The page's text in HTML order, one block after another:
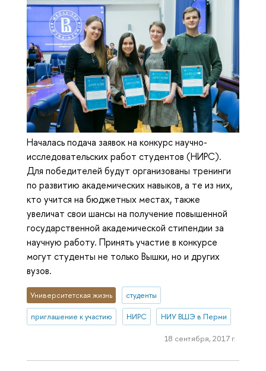
Началась подача заявок на конкурс научно-
исследовательских работ студентов (НИРС).
Для победителей будут организованы тренинги
по развитию академических навыков, а те из них,
кто учится на бюджетных местах, также
увеличат свои шансы на получение повышенной
государственной академической стипендии за
научную работу. Принять участие в конкурсе
могут студенты не только Вышки, но и других
вузов.
Университетская жизнь студенты
приглашение к участию НИРС НИУ ВШЭ в Перми
18 сентября, 2017 г.